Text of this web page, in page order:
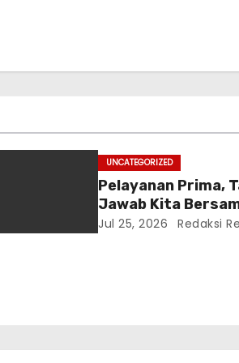
UNCATEGORIZED
Pelayanan Prima,
Jawab Kita
Jul 25, 2026 Redaksi